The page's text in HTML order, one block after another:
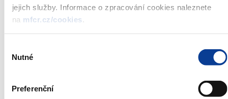
jejich služby. Informace o zpracování cookies naleznete
na mfcr.cz/cookies
souhlasu
Nutné
Preferenční
12:00
Datum vydání tranše:
objednávek: